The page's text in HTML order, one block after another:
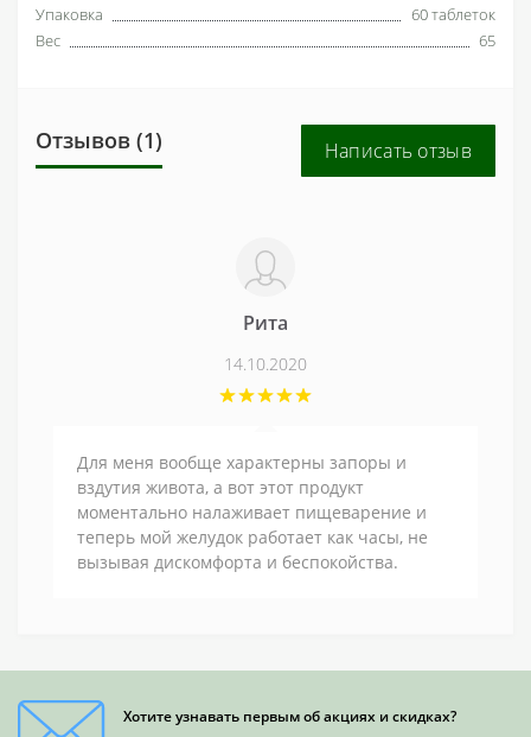
Упаковка
60 таблеток
Вес
65
Отзывов (1) Написать отзыв
Рита
14.10.2020
Для меня вообще характерны запоры и
вздутия живота, а вот этот продукт
моментально налаживает пищеварение и
теперь мой желудок работает как часы, не
вызывая дискомфорта и беспокойства.
Хотите узнавать первым об акциях и скидках?